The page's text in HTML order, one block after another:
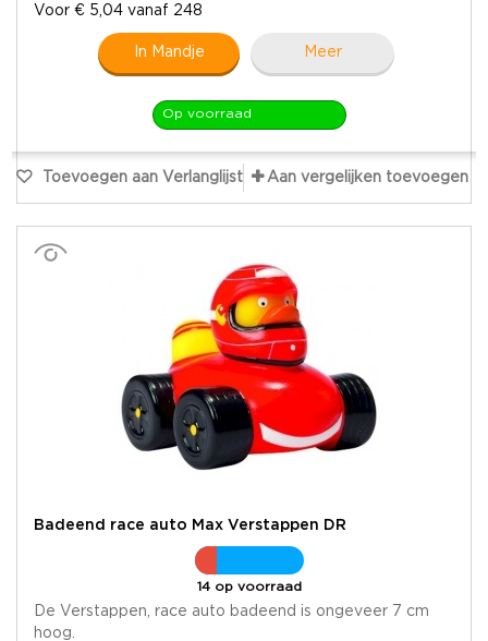
Voor € 5,04 vanaf 248
In Mandje Meer
Op voorraad
Toevoegen aan Verlanglijst Aan vergelijken toevoegen
Badeend race auto Max Verstappen DR
14 op voorraad
De Verstappen, race auto badeend is ongeveer 7 cm
hoog.